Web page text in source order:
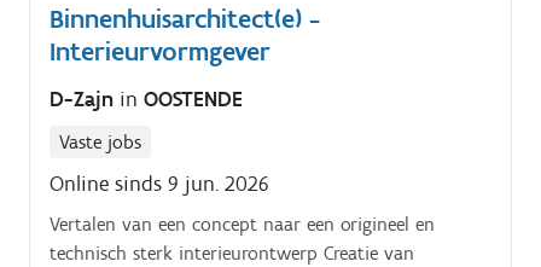
Binnenhuisarchitect(e) -
Interieurvormgever
D-Zajn in OOSTENDE
Vaste jobs
Online sinds 9 jun. 2026
Vertalen van een concept naar een origineel en
technisch sterk interieurontwerp Creatie van